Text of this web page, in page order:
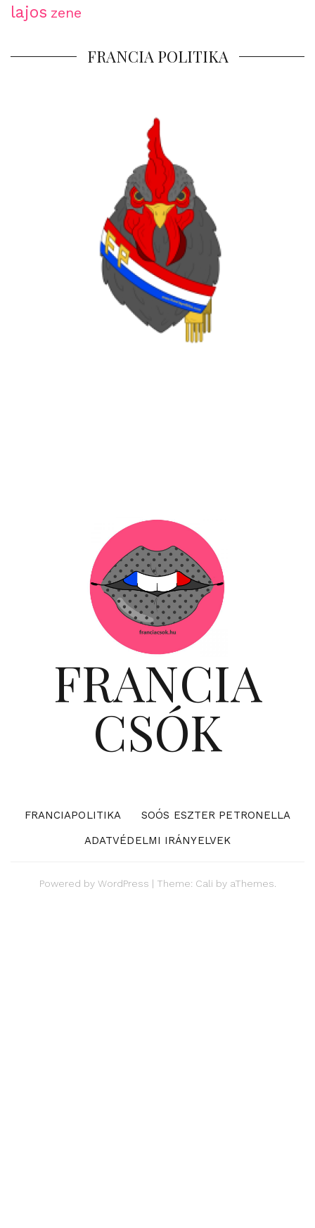
lajos zene
FRANCIA POLITIKA
FRANCIA
CSÓK
FRANCIAPOLITIKA
SOÓS ESZTER PETRONELLA
ADATVÉDELMI IRÁNYELVEK
Powered by WordPress | Theme: Cali by aThemes.